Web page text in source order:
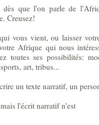
dès que l'on parle de
Creusez!
vous vient, ou laisser
Afrique qui nous
toutes ses possibilités:
art, tribus...
un texte narratif, un
l'écrit narratif n'est